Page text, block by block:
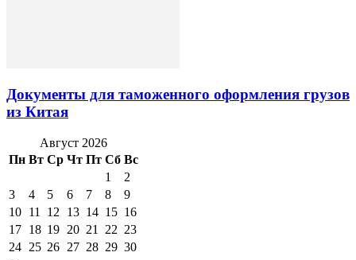
Документы для таможенного оформления грузов
из Китая
Август 2026
Пн Вт Ср Чт Пт Сб Вс
1
2
3
4 5 6 7 8
9
10 11 12 13 14 15 16
17 18 19 20 21 22 23
24 25 26 27 28 29 30